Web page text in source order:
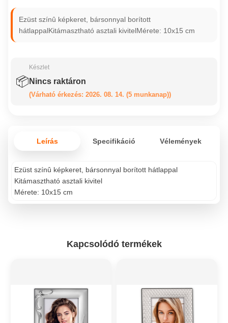
Ezüst színû képkeret, bársonnyal borított
hátlappalKitámasztható asztali kivitelMérete: 10x15 cm
📦
Készlet
Nincs raktáron
(Várható érkezés: 2026. 08. 14. (5 munkanap))
Leírás Specifikáció Vélemények
Ezüst színû képkeret, bársonnyal borított hátlappal
Kitámasztható asztali kivitel
Mérete: 10x15 cm
Kapcsolódó termékek